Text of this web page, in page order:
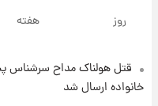
۱۹ ساعت پیش
روز هفته
قتل هولناک مداح سرشناس پس
خانواده ارسال شد